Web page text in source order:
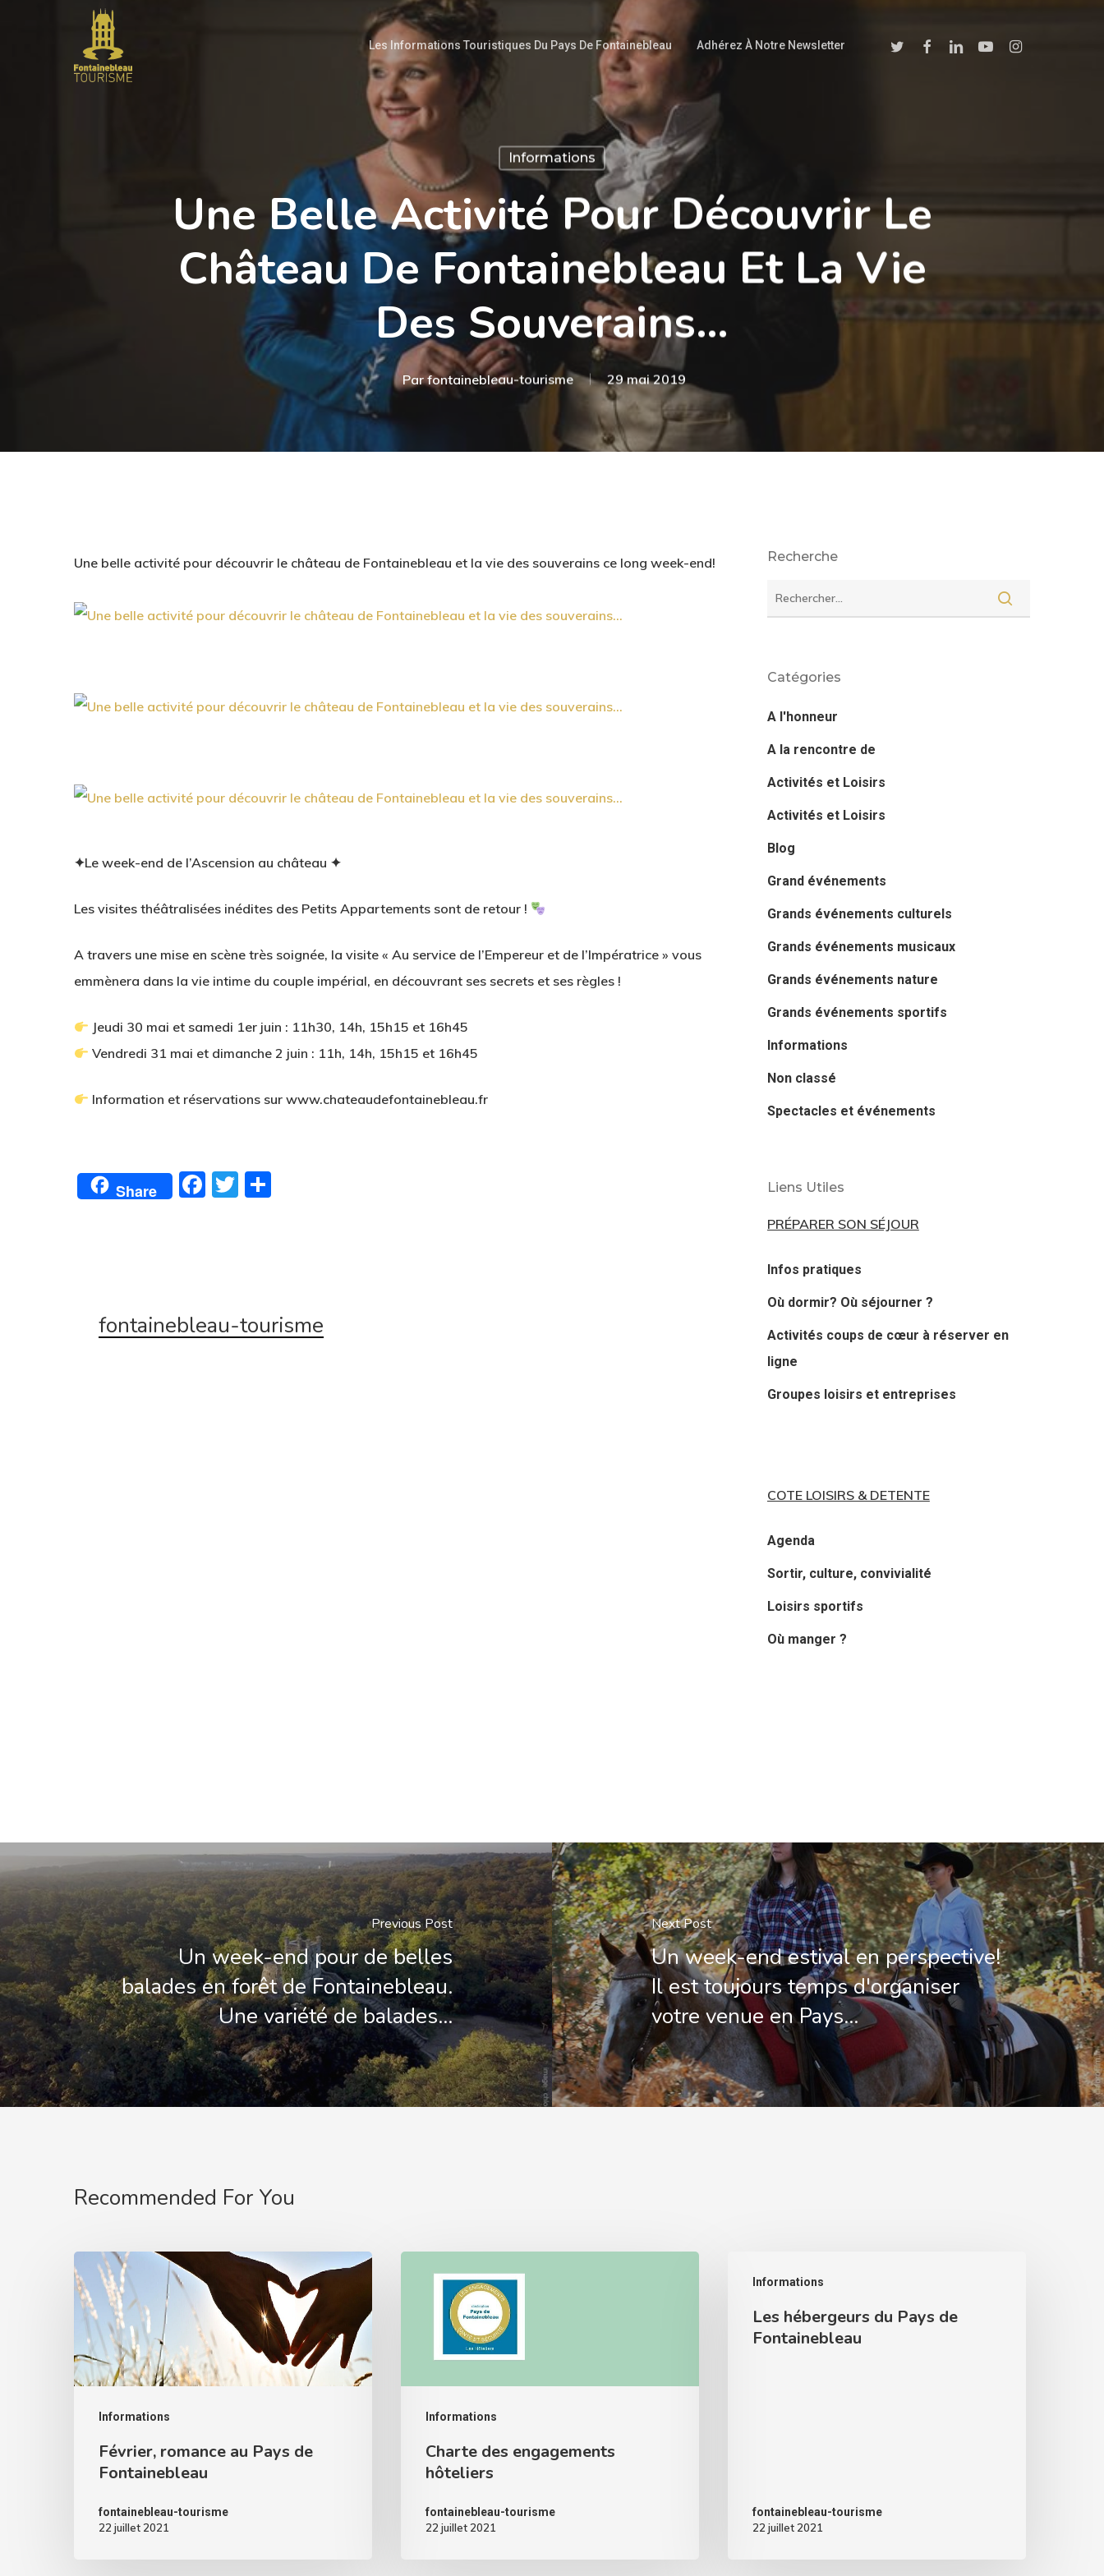
Les Informations Touristiques Du Pays De Fontainebleau Adhérez À Notre Newsletter Twitter FacebookLinkedinYoutubeInstagram
Informations
Une Belle Activité Pour Découvrir Le
Château De Fontainebleau Et La Vie
Des Souverains…
Par fontainebleau-tourisme 29 mai 2019
Une belle activité pour découvrir le château de Fontainebleau et la vie des souverains ce long week-end!
✦Le week-end de l’Ascension au château ✦
Les visites théâtralisées inédites des Petits Appartements sont de retour !
A travers une mise en scène très soignée, la visite « Au service de l’Empereur et de l’Impératrice » vous
emmènera dans la vie intime du couple impérial, en découvrant ses secrets et ses règles !
Jeudi 30 mai et samedi 1er juin : 11h30, 14h, 15h15 et 16h45
Vendredi 31 mai et dimanche 2 juin : 11h, 14h, 15h15 et 16h45
Information et réservations sur www.chateaudefontainebleau.fr
Share Facebook
Twitter
fontainebleau-tourisme
Recherche
Catégories
A l'honneur
A la rencontre de
Activités et Loisirs
Activités et Loisirs
Blog
Grand événements
Grands événements culturels
Grands événements musicaux
Grands événements nature
Grands événements sportifs
Informations
Non classé
Spectacles et événements
Liens Utiles
PRÉPARER SON SÉJOUR
Infos pratiques
Où dormir? Où séjourner ?
Activités coups de cœur à réserver en
ligne
Groupes loisirs et entreprises
COTE LOISIRS & DETENTE
Agenda
Sortir, culture, convivialité
Loisirs sportifs
Où manger ?
Previous Post
Un week-end pour de belles
balades en forêt de Fontainebleau.
Une variété de balades…
Next Post
️Un week-end estival en perspective!
Il est toujours temps d'organiser
votre venue en Pays…
Recommended For You
Informations
Février, romance au Pays de
Fontainebleau
fontainebleau-tourisme
22 juillet 2021
Informations
Charte des engagements
hôteliers
fontainebleau-tourisme
22 juillet 2021
Informations
Les hébergeurs du Pays de
Fontainebleau
fontainebleau-tourisme
22 juillet 2021